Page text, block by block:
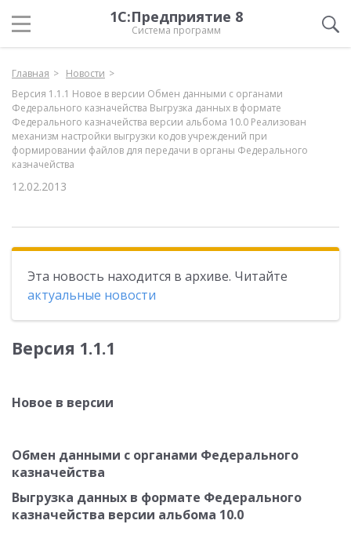
1С:Предприятие 8
Система программ
Главная
Новости
Версия 1.1.1 Новое в версии Обмен данными с органами
Федерального казначейства Выгрузка данных в формате
Федерального казначейства версии альбома 10.0 Реализован
механизм настройки выгрузки кодов учреждений при
формировании файлов для передачи в органы Федерального
казначейства
12.02.2013
Эта новость находится в архиве. Читайте
актуальные новости
Версия 1.1.1
Новое в версии
Обмен данными с органами Федерального
казначейства
Выгрузка данных в формате Федерального
казначейства версии альбома 10.0